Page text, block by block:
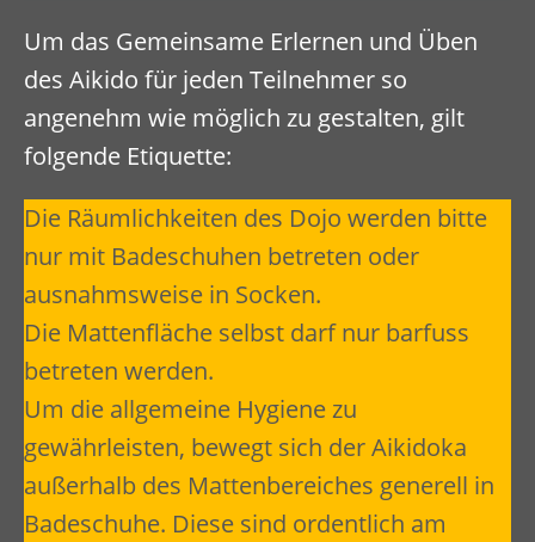
Um das Gemeinsame Erlernen und Üben
des Aikido für jeden Teilnehmer so
angenehm wie möglich zu gestalten, gilt
folgende Etiquette:
Die Räumlichkeiten des Dojo werden bitte
nur mit Badeschuhen betreten oder
ausnahmsweise in Socken.
Die Mattenfläche selbst darf nur barfuss
betreten werden.
Um die allgemeine Hygiene zu
gewährleisten, bewegt sich der Aikidoka
außerhalb des Mattenbereiches generell in
Badeschuhe. Diese sind ordentlich am